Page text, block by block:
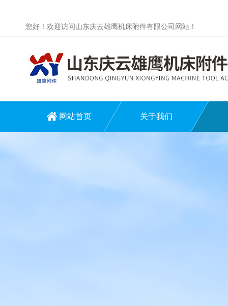
您好！欢迎访问山东庆云雄鹰机床附件有限公司网站！
网站首页 关于我们